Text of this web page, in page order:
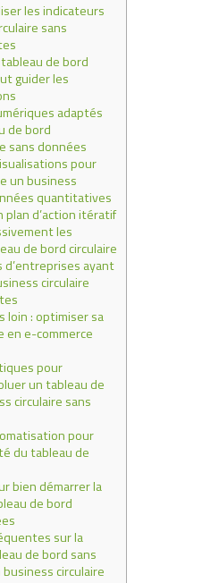
les indicateurs
sans
de bord
guider les
adaptés
de bord
sans données
pour
un business
quantitatives
d’action itératif
les
de bord circulaire
d’entreprises ayant
circulaire
loin : optimiser sa
en e-commerce
pour
un tableau de
circulaire sans
pour
du tableau de
bien démarrer la
de bord
sur la
de bord sans
circulaire